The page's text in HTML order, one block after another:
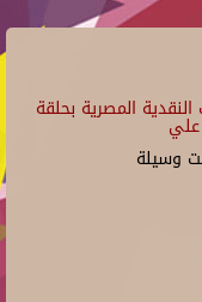
المصرية بحلقة
وسيلة